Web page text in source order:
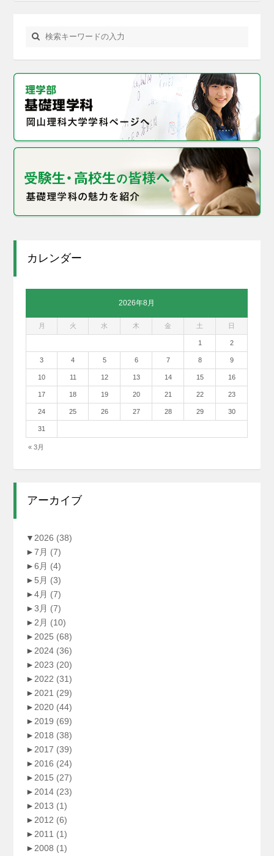
カレンダー
2026年8月
月 火 水 木 金 土 日
« 3月
1 2
3 4 5 6 7 8 9
10 11 12 13 14 15 16
17 18 19 20 21 22 23
24 25 26 27 28 29 30
31
アーカイブ
▼ 2026 (38)
►7月 (7)
►6月 (4)
► 5月 (3)
►4月 (7)
►3月 (7)
► 2月 (10)
► 2025 (68)
► 2024 (36)
► 2023 (20)
► 2022 (31)
► 2021 (29)
► 2020 (44)
► 2019 (69)
► 2018 (38)
► 2017 (39)
► 2016 (24)
► 2015 (27)
► 2014 (23)
► 2013 (1)
► 2012 (6)
► 2011 (1)
► 2008 (1)